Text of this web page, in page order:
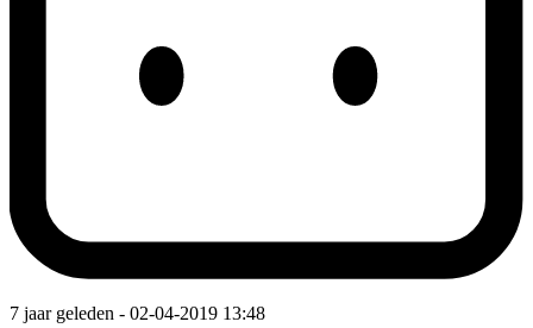
7 jaar geleden - 02-04-2019 13:48